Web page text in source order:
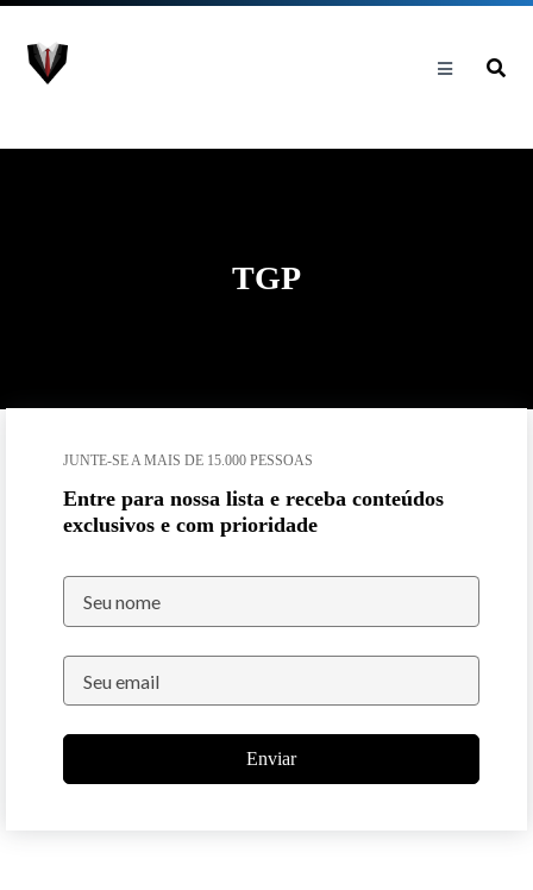
TGP
JUNTE-SE A MAIS DE 15.000 PESSOAS
Entre para nossa lista e receba conteúdos
exclusivos e com prioridade
Enviar